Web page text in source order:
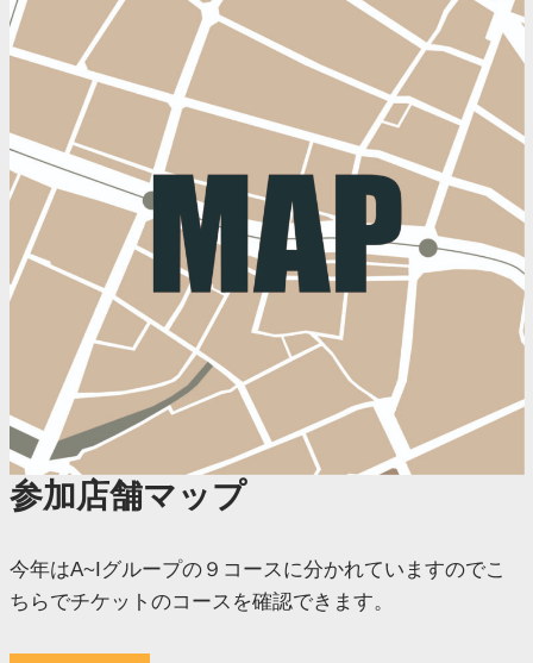
参加店舗マップ
今年はA~Iグループの９コースに分かれていますのでこ
ちらでチケットのコースを確認できます。